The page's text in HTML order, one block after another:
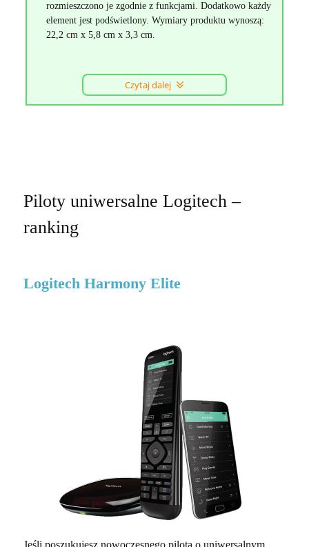
rozmieszczono je zgodnie z funkcjami. Dodatkowo każdy
element jest podświetlony. Wymiary produktu wynoszą:
22,2 cm x 5,8 cm x 3,3 cm.
Czytaj dalej
Piloty uniwersalne Logitech –
ranking
Logitech Harmony Elite
Jeśli poszukujesz nowoczesnego pilota o uniwersalnym